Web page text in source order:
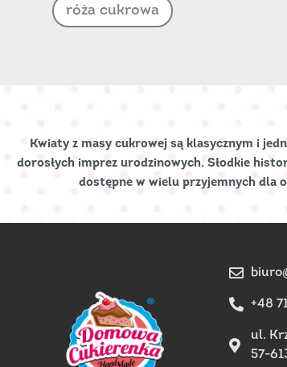
róża cukrowa
Kwiaty z masy cukrowej są klasycznym i
dorosłych imprez urodzinowych. Słodkie
dostępne w wielu przyjemnych dla
+48
ul.
57-